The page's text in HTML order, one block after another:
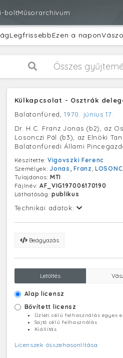
boltMűsorarchívum
LegfrissebbEzen a napon
Összes
Külkapcsolat - Osztrák
Balatonfüred,1970. június 17.
Dr. H.C. Franz Jonas (b2), az
Losonczi Pál (b3), az Elnöki
Balatonfüredi Állami
Készítette: Vigovszki Ferenc
Személyek:Jonas, Franz,
Tulajdonos: MTI
Fájlnév: AF_VIG197006170190
Láthatóság: publikus
Technikai adatok:
Beágyazás
Letöltés
Alap licensz
Bővített licensz
Üzleti célú felhasználás egyes
Sajtó célú felhasználás
Kiállítás
Licenszek összehasonlítása